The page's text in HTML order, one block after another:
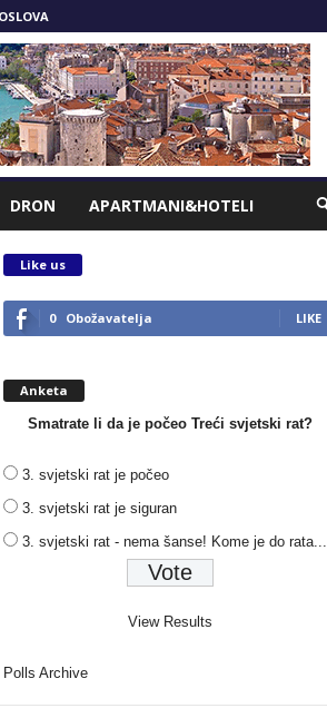
DRON APARTMANI&HOTELI
Like us
0 Obožavatelja LIKE
Anketa
Smatrate li da je počeo Treći svjetski rat?
3. svjetski rat je počeo
3. svjetski rat je siguran
3. svjetski rat - nema šanse! Kome je do rata...
View Results
Polls Archive